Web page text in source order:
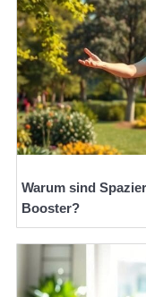
Warum sind
Booster?